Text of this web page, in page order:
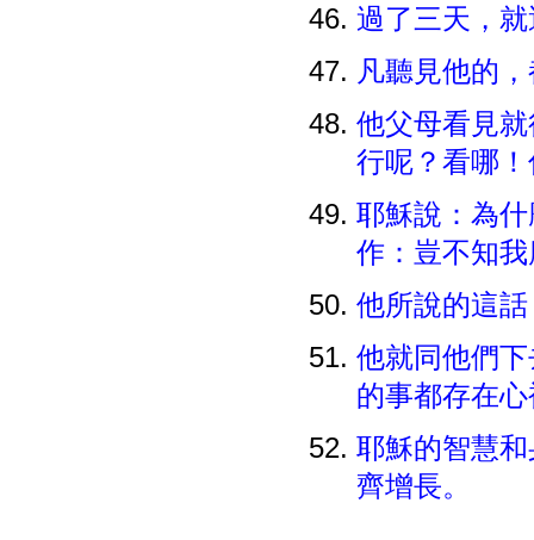
過了三天，
凡聽見他的
他父母看見
行呢？看哪
耶穌說：為
作：豈不知
他所說的這
他就同他們
的事都存在
耶穌的智慧
齊增長。